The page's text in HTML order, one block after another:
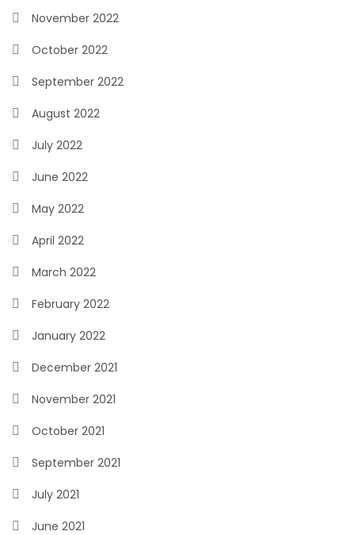
November 2022
October 2022
September 2022
August 2022
July 2022
June 2022
May 2022
April 2022
March 2022
February 2022
January 2022
December 2021
November 2021
October 2021
September 2021
July 2021
June 2021